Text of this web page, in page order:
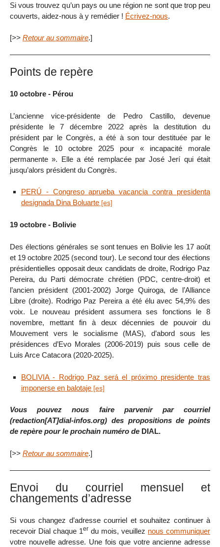
Si vous trouvez qu’un pays ou une région ne sont que trop peu
couverts, aidez-nous à y remédier ! Écrivez-nous.
[>> Retour au sommaire.]
Points de repère
10 octobre - Pérou
L’ancienne vice-présidente de Pedro Castillo, devenue
présidente le 7 décembre 2022 après la destitution du
président par le Congrès, a été à son tour destituée par le
Congrès le 10 octobre 2025 pour « incapacité morale
permanente ». Elle a été remplacée par José Jerí qui était
jusqu’alors président du Congrès.
PERÚ - Congreso aprueba vacancia contra presidenta
designada Dina Boluarte
19 octobre - Bolivie
Des élections générales se sont tenues en Bolivie les 17 août
et 19 octobre 2025 (second tour). Le second tour des élections
présidentielles opposait deux candidats de droite, Rodrigo Paz
Pereira, du Parti démocrate chrétien (PDC, centre-droit) et
l’ancien président (2001-2002) Jorge Quiroga, de l’Alliance
Libre (droite). Rodrigo Paz Pereira a été élu avec 54,9% des
voix. Le nouveau président assumera ses fonctions le 8
novembre, mettant fin à deux décennies de pouvoir du
Mouvement vers le socialisme (MAS), d’abord sous les
présidences d’Evo Morales (2006-2019) puis sous celle de
Luis Arce Catacora (2020-2025).
BOLIVIA - Rodrigo Paz será el próximo presidente tras
imponerse en balotaje
Vous pouvez nous faire parvenir par courriel
(redaction[AT]dial-infos.org) des propositions de points
de repère pour le prochain numéro de DIAL.
[>> Retour au sommaire.]
Envoi du courriel mensuel et
changements d’adresse
Si vous changez d’adresse courriel et souhaitez continuer à
recevoir Dial chaque 1er du mois, veuillez nous communiquer
votre nouvelle adresse. Une fois que votre ancienne adresse